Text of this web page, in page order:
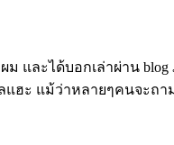
และได้บอกเล่าผ่าน
แฮะ แม้ว่าหลายๆคนจะถ